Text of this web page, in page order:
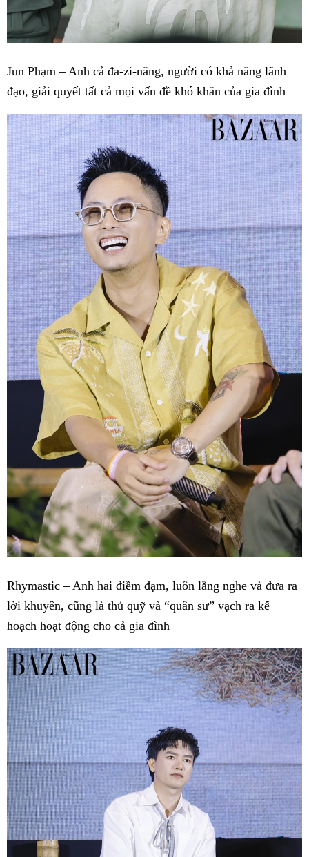
Jun Phạm – Anh cả đa-zi-năng, người có khả năng lãnh
đạo, giải quyết tất cả mọi vấn đề khó khăn của gia đình
Rhymastic – Anh hai điềm đạm, luôn lắng nghe và đưa ra
lời khuyên, cũng là thủ quỹ và “quân sư” vạch ra kế
hoạch hoạt động cho cả gia đình